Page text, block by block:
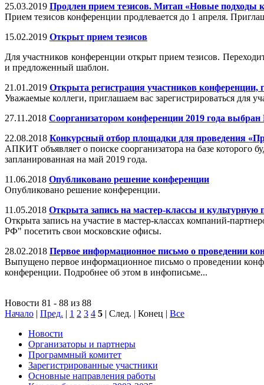
25.03.2019 Продлен прием тезисов. Митап «Новые подходы
Прием тезисов конференции продлевается до 1 апреля.
15.02.2019 Открыт прием тезисов
Для участников конференции открыт прием тезисов.
и предложенный шаблон.
21.01.2019 Открыта регистрация участников конференции,
Уважаемые коллеги, приглашаем вас зарегистрироваться для
27.11.2018 Соорганизатором конференции 2019 года
22.08.2018 Конкурсный отбор площадки для проведения
АПКИТ объявляет о поиске соорганизатора на базе которого
запланированная на май 2019 года.
11.06.2018 Опубликовано решение конференции
Опубликовано решение конференции.
11.05.2018 Открыта запись на мастер-классы и культурную
Открыта запись на участие в мастер-классах компаний-
РФ" посетить свои московские офисы.
28.02.2018 Первое информационное письмо о проведении
Выпущено первое информационное письмо о проведении
конференции. Подробнее об этом в инфописьме...
Новости 81 - 88 из 88
Начало | Пред. | 1 2 3 4 5 | След. | Конец | Все
Новости
Организаторы и партнеры
Программный комитет
Зарегистрированные участники
Основные направления работы